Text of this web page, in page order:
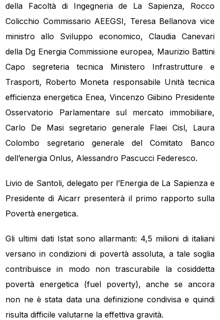
della Facoltà di Ingegneria de La Sapienza, Rocco
Colicchio Commissario AEEGSI, Teresa Bellanova vice
ministro allo Sviluppo economico, Claudia Canevari
della Dg Energia Commissione europea, Maurizio Battini
Capo segreteria tecnica Ministero Infrastrutture e
Trasporti, Roberto Moneta responsabile Unità tecnica
efficienza energetica Enea, Vincenzo Giibino Presidente
Osservatorio Parlamentare sul mercato immobiliare,
Carlo De Masi segretario generale Flaei Cisl, Laura
Colombo segretario generale del Comitato Banco
dell’energia Onlus, Alessandro Pascucci Federesco.
Livio de Santoli, delegato per l’Energia de La Sapienza e
Presidente di Aicarr presenterà il primo rapporto sulla
Povertà energetica.
Gli ultimi dati Istat sono allarmanti: 4,5 milioni di italiani
versano in condizioni di povertà assoluta, a tale soglia
contribuisce in modo non trascurabile la cosiddetta
povertà energetica (fuel poverty), anche se ancora
non ne è stata data una definizione condivisa e quindi
risulta difficile valutarne la effettiva gravità.